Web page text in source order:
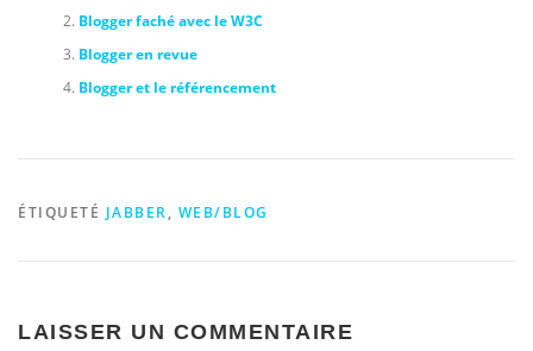
Blogger faché avec le W3C
Blogger en revue
Blogger et le référencement
ÉTIQUETÉ JABBER, WEB/BLOG
LAISSER UN COMMENTAIRE